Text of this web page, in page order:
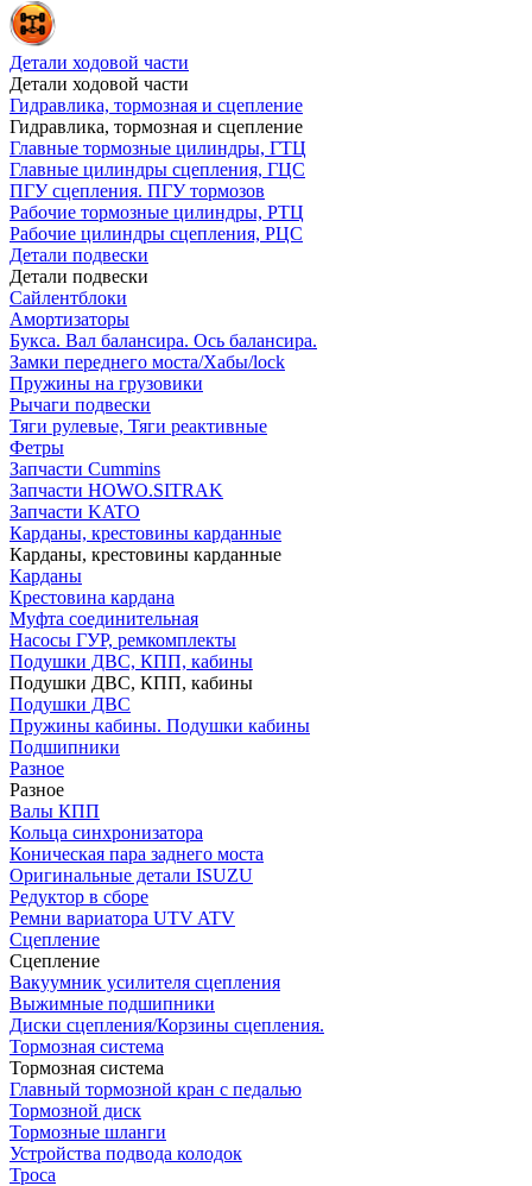
Детали ходовой части
Детали ходовой части
Гидравлика, тормозная и сцепление
Гидравлика, тормозная и сцепление
Главные тормозные цилиндры, ГТЦ
Главные цилиндры сцепления, ГЦС
ПГУ сцепления. ПГУ тормозов
Рабочие тормозные цилиндры, РТЦ
Рабочие цилиндры сцепления, РЦС
Детали подвески
Детали подвески
Cайлентблоки
Амортизаторы
Букса. Вал балансира. Ось балансира.
Замки переднего моста/Хабы/lock
Пружины на грузовики
Рычаги подвески
Тяги рулевые, Тяги реактивные
Фетры
Запчасти Cummins
Запчасти HOWO.SITRAK
Запчасти KATO
Карданы, крестовины карданные
Карданы, крестовины карданные
Карданы
Крестовина кардана
Муфта соединительная
Насосы ГУР, ремкомплекты
Подушки ДВС, КПП, кабины
Подушки ДВС, КПП, кабины
Подушки ДВС
Пружины кабины. Подушки кабины
Подшипники
Разное
Разное
Валы КПП
Кольца синхронизатора
Коническая пара заднего моста
Оригинальные детали ISUZU
Редуктор в сборе
Ремни вариатора UTV ATV
Сцепление
Сцепление
Вакуумник усилителя сцепления
Выжимные подшипники
Диски сцепления/Корзины сцепления.
Тормозная система
Тормозная система
Главный тормозной кран с педалью
Тормозной диск
Тормозные шланги
Устройства подвода колодок
Троса